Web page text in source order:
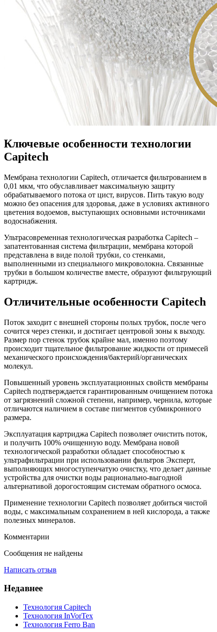
Ключевые особенности технологии
Capitech
Мембрана технологии Capitech, отличается фильтрованием в
0,01 мкм, что обуславливает максимальную защиту
обрабатываемого потока от цист, вирусов. Пить такую воду
можно без опасения для здоровья, даже в условиях активного
цветения водоемов, выступающих основными источниками
водоснабжения.
Ультрасовременная технологическая разработка Capitech –
запатентованная система фильтрации, мембрана которой
представлена в виде полой трубки, со стенками,
выполненными из специального микроволокна. Связанные
трубки в большом количестве вместе, образуют фильтрующий
картридж.
Отличительные особенности Capitech
Поток заходит с внешней стороны полых трубок, после чего
сочится через стенки, и достигает центровой зоны к выходу.
Размер пор стенок трубок крайне мал, именно поэтому
происходит тщательное фильтрование жидкости от примесей
механического происхождения/бактерий/органических
молекул.
Повышенный уровень эксплуатационных свойств мембраны
Capitech подтверждается гарантированным очищением потока
от загрязнений сложной степени, например, чернила, которые
отличаются наличием в составе пигментов субмикронного
размера.
Эксплуатация картриджа Capitech позволяет очистить поток,
и получить 100% очищенную воду. Мембрана новой
технологической разработки обладает способностью к
ультрафильтрации при использовании фильтров Эксперт,
выполняющих многоступенчатую очистку, что делает данные
устройства для очистки воды рационально-выгодной
альтернативой дорогостоящим системам обратного осмоса.
Применение технологии Capitech позволяет добиться чистой
воды, с максимальным сохранением в ней кислорода, а также
полезных минералов.
Комментарии
Сообщения не найдены
Написать отзыв
Недавнее
Технология Capitech
Технология InVorTex
Технология Ferro Ban